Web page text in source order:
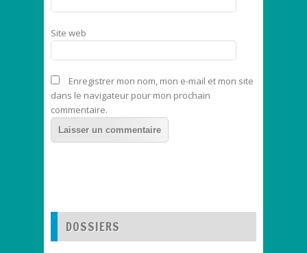
Site web
Enregistrer mon nom, mon e-mail et mon site
dans le navigateur pour mon prochain
commentaire.
DOSSIERS